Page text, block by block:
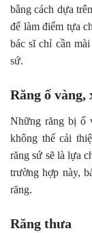
bằng cách dựa
để làm điểm tựa
bác sĩ chỉ cần
sứ.
Răng ố vàng,
Những răng bị ố
không thể cải
răng sứ sẽ là lựa
trường hợp này,
răng.
Răng thưa